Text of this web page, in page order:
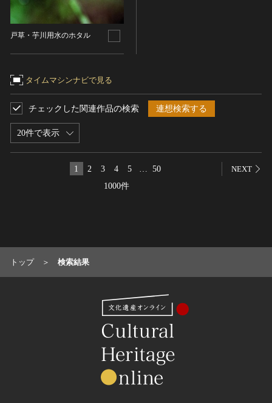
戸草・芋川用水のホタル
タイムマシンナビで見る
20件で表示
チェックした関連作品の検索 連想検索する
1000件
1 2 3 4 5 50 NEXT
集落跡
その他
渓谷・渓流
山岳
その他
武家町
トップ 検索結果